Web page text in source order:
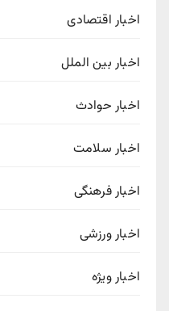
اخبار اقتصادی
اخبار بین الملل
اخبار حوادث
اخبار سلامت
اخبار فرهنگی
اخبار ورزشی
اخبار ویژه